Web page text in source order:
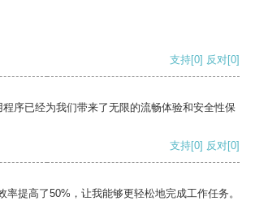
支持[0] 反对[0]
序已经为我们带来了无限的流畅体验和安全性保
支持[0] 反对[0]
率提高了50%，让我能够更轻松地完成工作任务。